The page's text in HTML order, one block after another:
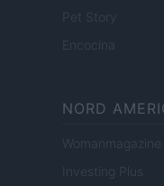
Pet Story
Encocina
NORD
Womanmagazine
Investing Plus